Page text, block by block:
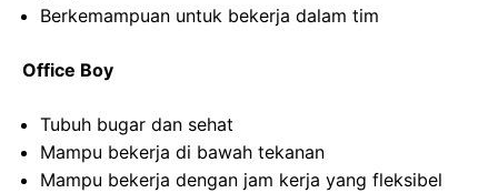
Berkemampuan untuk bekerja dalam tim
Office Boy
Tubuh bugar dan sehat
Mampu bekerja di bawah tekanan
Mampu bekerja dengan jam kerja yang fleksibel